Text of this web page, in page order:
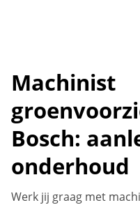
Machinist
Bosch:
onderhoud
Werk jij graag met